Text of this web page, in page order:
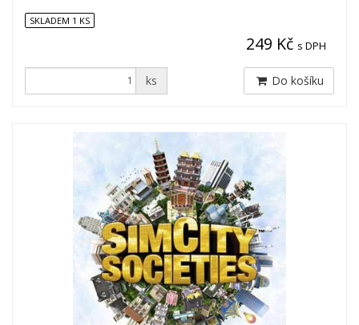
SKLADEM 1 KS
249 Kč s DPH
ks Do košíku